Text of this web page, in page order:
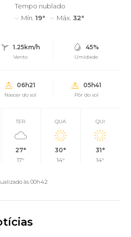
Tempo nublado
Mín. 19° Máx. 32°
1.25km/h
Vento
45%
Umidade
06h21
Nascer do sol
05h41
Pôr do sol
TER
27°
17°
QUA
30°
14°
QUI
31°
14°
às 00h42